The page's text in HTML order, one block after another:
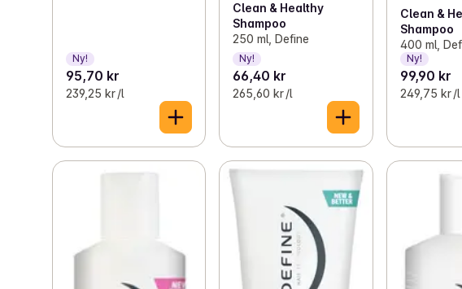
Ny!
95,70 kr
239,25 kr /l
Clean & Healthy
Shampoo
250 ml, Define
Ny!
66,40 kr
265,60 kr /l
Clean &
Shampoo
400 ml,
Ny!
99,90 kr
249,75 kr /l